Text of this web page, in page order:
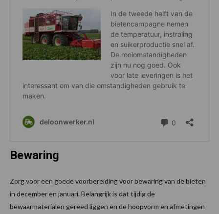
Bewaring
Zorg voor een goede voorbereiding voor bewaring van de bieten
in december en januari. Belangrijk is dat tijdig de
bewaarmaterialen gereed liggen en de hoopvorm en afmetingen